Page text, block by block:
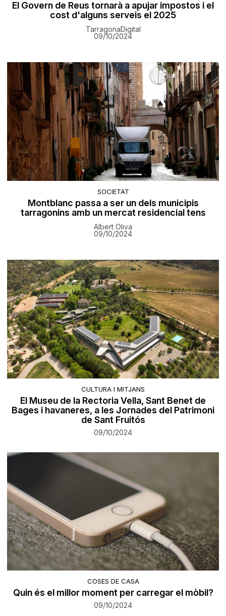
El Govern de Reus tornarà a apujar impostos i el
cost d'alguns serveis el 2025
TarragonaDigital
09/10/2024
SOCIETAT
Montblanc passa a ser un dels municipis
tarragonins amb un mercat residencial tens
Albert Oliva
09/10/2024
CULTURA I MITJANS
El Museu de la Rectoria Vella, Sant Benet de
Bages i havaneres, a les Jornades del Patrimoni
de Sant Fruitós
09/10/2024
COSES DE CASA
Quin és el millor moment per carregar el mòbil?
09/10/2024